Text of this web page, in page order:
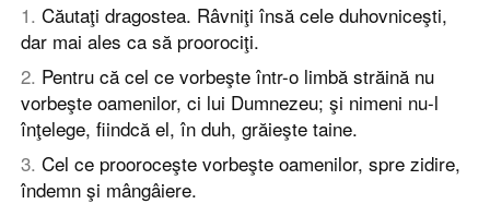
1. Căutaţi dragostea. Râvniţi însă cele duhovniceşti,
dar mai ales ca să proorociţi.
2. Pentru că cel ce vorbeşte într-o limbă străină nu
vorbeşte oamenilor, ci lui Dumnezeu; şi nimeni nu-l
înţelege, fiindcă el, în duh, grăieşte taine.
3. Cel ce prooroceşte vorbeşte oamenilor, spre zidire,
îndemn şi mângâiere.